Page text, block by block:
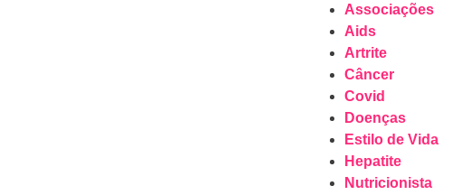
Associações
Aids
Artrite
Câncer
Covid
Doenças
Estilo de Vida
Hepatite
Nutricionista